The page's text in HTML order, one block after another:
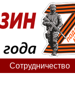
Сотрудничество